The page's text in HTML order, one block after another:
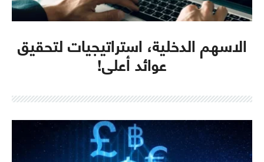
الاسهم الدخلية، استراتيجيات لتحقيق
عوائد أعلى!